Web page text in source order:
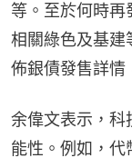
等。至於何時
相關綠色及基建
佈銀債發售詳情
余偉文表示，科
能性。例如，